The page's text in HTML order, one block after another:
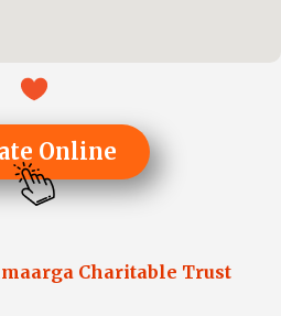
Online
Charitable Trust